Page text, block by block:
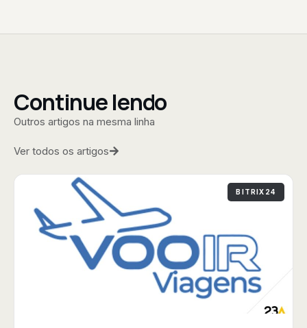
Continue lendo
Outros artigos na mesma linha
Ver todos os artigos
BITRIX24